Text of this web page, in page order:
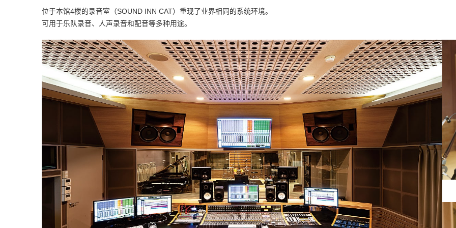
位于本馆4楼的录音室（SOUND INN CAT）重现了业界相同的系统环境。
可用于乐队录音、人声录音和配音等多种用途。